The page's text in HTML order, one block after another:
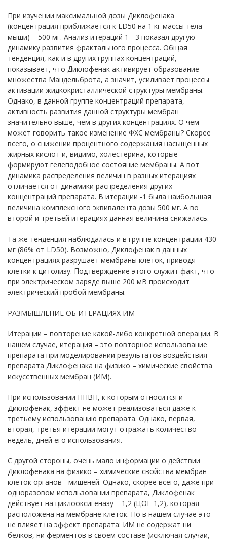
При изучении максимальной дозы Диклофенака
(концентрация приближается к LD50 на 1 кг массы тела
мыши) – 500 мг. Анализ итераций 1 - 3 показал другую
динамику развития фрактального процесса. Общая
тенденция, как и в других группах концентраций,
показывает, что Диклофенак активирует образование
множества Мандельброта, а значит, усиливает процессы
активации жидкокристаллической структуры мембраны.
Однако, в данной группе концентраций препарата,
активность развития данной структуры мембран
значительно выше, чем в других концентрациях. О чем
может говорить такое изменение ФХС мембраны? Скорее
всего, о снижении процентного содержания насыщенных
жирных кислот и, видимо, холестерина, которые
формируют гелеподобное состояние мембраны. А вот
динамика распределения величин в разных итерациях
отличается от динамики распределения других
концентраций препарата. В итерации -1 была наибольшая
величина комплексного эквивалента дозы 500 мг. А во
второй и третьей итерациях данная величина снижалась.
Та же тенденция наблюдалась и в группе концентрации 430
мг (86% от LD50). Возможно, Диклофенак в данных
концентрациях разрушает мембраны клеток, приводя
клетки к цитолизу. Подтверждение этого служит факт, что
при электрическом заряде выше 200 мВ происходит
электрический пробой мембраны.
РАЗМЫШЛЕНИЕ ОБ ИТЕРАЦИЯХ ИМ
Итерации – повторение какой-либо конкретной операции. В
нашем случае, итерация – это повторное использование
препарата при моделировании результатов воздействия
препарата Диклофенака на физико – химические свойства
искусственных мембран (ИМ).
При использовании НПВП, к которым относится и
Диклофенак, эффект не может реализоваться даже к
третьему использованию препарата. Однако, первая,
вторая, третья итерации могут отражать количество
недель, дней его использования.
С другой стороны, очень мало информации о действии
Диклофенака на физико – химические свойства мембран
клеток органов - мишеней. Однако, скорее всего, даже при
одноразовом использовании препарата, Диклофенак
действует на циклооксигеназу – 1,2 (ЦОГ-1,2), которая
расположена на мембране клеток. Но в нашем случае это
не влияет на эффект препарата: ИМ не содержат ни
белков, ни ферментов в своем составе (исключая случаи,